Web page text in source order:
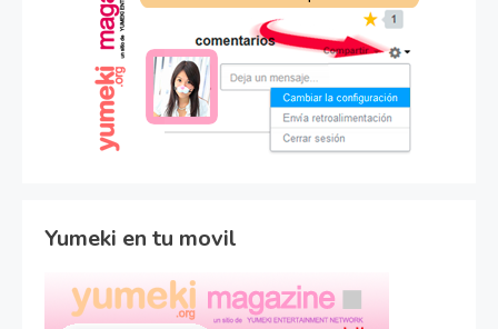
Yumeki en tu movil